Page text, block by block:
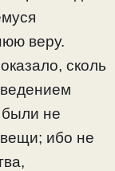
веру.
сколь
были не
ибо не